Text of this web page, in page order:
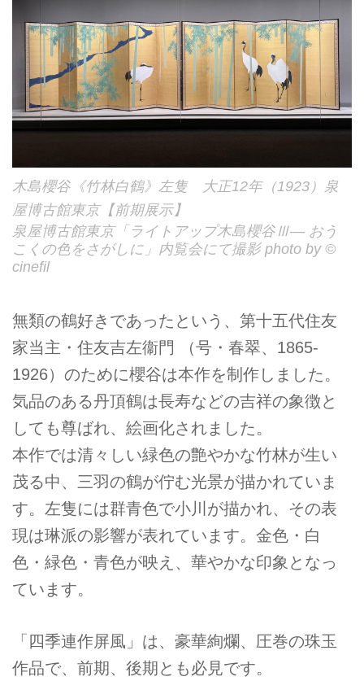
木島櫻谷《竹林白鶴》左隻 大正12年（1923）泉
屋博古館東京【前期展示】
泉屋博古館東京「ライトアップ木島櫻谷Ⅲ― おう
こくの色をさがしに」内覧会にて撮影 photo by ©
cinefil
無類の鶴好きであったという、第十五代住友
家当主・住友吉左衞門 （号・春翠、1865-
1926）のために櫻谷は本作を制作しました。
気品のある丹頂鶴は長寿などの吉祥の象徴と
しても尊ばれ、絵画化されました。
本作では清々しい緑色の艶やかな竹林が生い
茂る中、三羽の鶴が佇む光景が描かれていま
す。左隻には群青色で小川が描かれ、その表
現は琳派の影響が表れています。金色・白
色・緑色・青色が映え、華やかな印象となっ
ています。
「四季連作屏風」は、豪華絢爛、圧巻の珠玉
作品で、前期、後期とも必見です。